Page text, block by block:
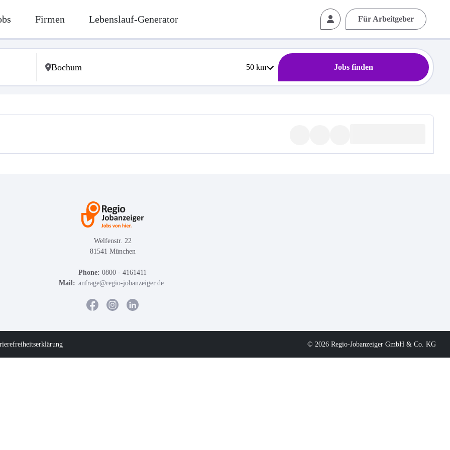
Firmen Lebenslauf-Generator Für Arbeitgeber
50km Jobs finden
Welfenstr. 22
81541 München
Phone: 0800 - 4161411
Mail: anfrage@regio-jobanzeiger.de
© 2026 Regio-Jobanzeiger GmbH & Co. KG